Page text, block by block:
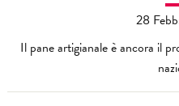
28
Il pane artigianale è ancora il